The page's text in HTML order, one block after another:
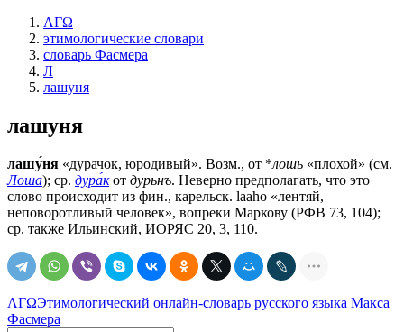
ΛΓΩ
этимологические словари
словарь Фасмера
Л
лашуня
лашуня
лашу́ня «дурачок, юродивый». Возм., от *лошь «плохой» (см.
Лоша); ср. дура́кот дурьнъ. Неверно предполагать, что это
слово происходит из фин., карельск. lааhо «лентяй,
неповоротливый человек», вопреки Маркову (РФВ 73, 104);
ср. также Ильинский, ИОРЯС 20, 3, 110.
ΛΓΩЭтимологический онлайн-словарь русского языка Макса
Фасмера